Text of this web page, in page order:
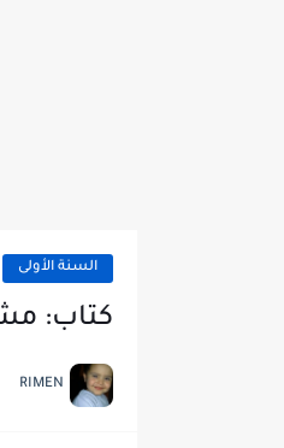
السنة الأولى
كتاب:
RIMEN